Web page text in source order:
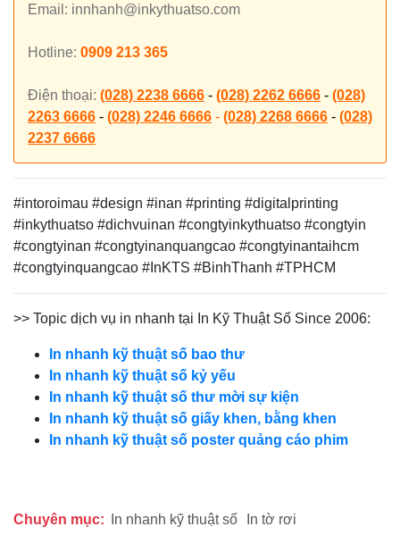
Email: innhanh@inkythuatso.com
Hotline: 0909 213 365
Điện thoại: (028) 2238 6666 - (028) 2262 6666 - (028)
2263 6666 - (028) 2246 6666 - (028) 2268 6666 - (028)
2237 6666
#intoroimau #design #inan #printing #digitalprinting
#inkythuatso #dichvuinan #congtyinkythuatso #congtyin
#congtyinan #congtyinanquangcao #congtyinantaihcm
#congtyinquangcao #InKTS #BinhThanh #TPHCM
>> Topic dịch vụ in nhanh tại In Kỹ Thuật Số Since 2006:
In nhanh kỹ thuật số bao thư
In nhanh kỹ thuật số kỷ yếu
In nhanh kỹ thuật số thư mời sự kiện
In nhanh kỹ thuật số giấy khen, bằng khen
In nhanh kỹ thuật số poster quảng cáo phim
Chuyên mục: In nhanh kỹ thuật số In tờ rơi